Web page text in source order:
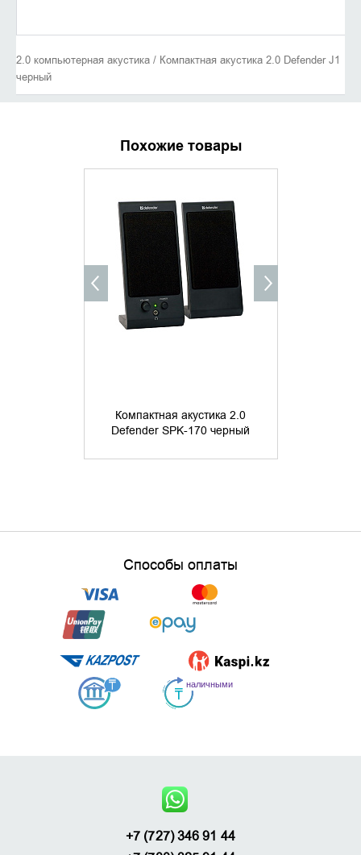
2.0 компьютерная акустика / Компактная акустика 2.0 Defender J1
черный
Похожие товары
Компактная акустика 2.0
Defender SPK-170 черный
УТОЧНИТЬ НАЛИЧИЕ
Способы оплаты
+7 (727) 346 91 44